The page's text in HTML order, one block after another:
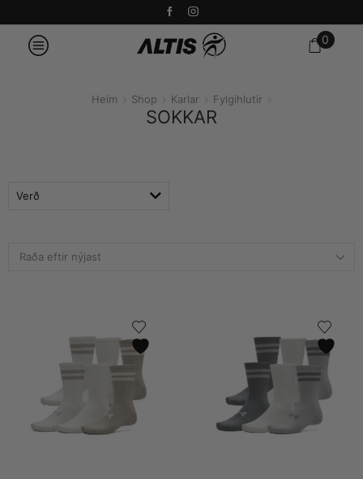
0
Heim Shop Karlar Fylgihlutir
SOKKAR
Verð